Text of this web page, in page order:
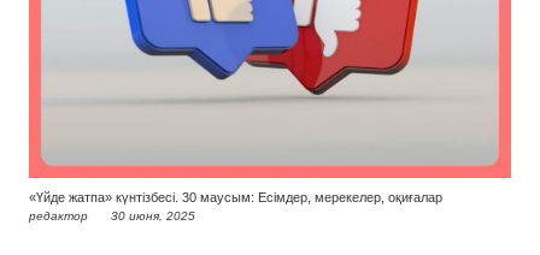
«Үйде жатпа» күнтізбесі. 30 маусым: Есімдер, мерекелер, оқиғалар
редактор 30 июня, 2025